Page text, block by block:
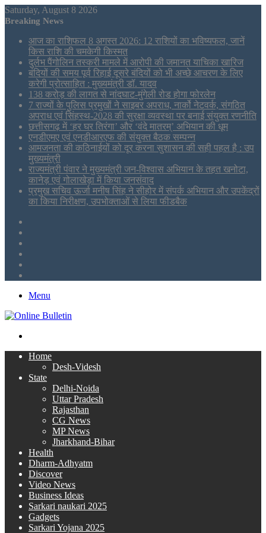
Saturday, August 8 2026
Breaking News
आज का राशिफल 8 अगस्त 2026: 12 राशियों का भविष्यफल, जानें
किस राशि की चमकेगी किस्मत
दुर्लभ पैंगोलिन तस्करी मामले में आरोपी की जमानत याचिका खारिज
बंदियों की समय पूर्व रिहाई दूसरे बंदियों को भी अच्छे आचरण के लिए
करेगी प्रोत्साहित : मुख्यमंत्री डॉ. यादव
138 करोड़ की लागत से नांदघाट-मुंगेली रोड होगा फोरलेन
7 राज्यों के पुलिस प्रमुखों ने साइबर अपराध, नार्को नेटवर्क, संगठित
अपराध एवं सिंहस्थ-2028 की सुरक्षा व्यवस्था पर बनाई संयुक्त रणनीति
छत्तीसगढ़ में ‘हर घर तिरंगा’ और ‘वंदे मातरम्’ अभियान की धूम
एनडीएमए एवं एनडीआरएफ की संयुक्त बैठक सम्पन्न
आमजनता की कठिनाईयों को दूर करना सुशासन की सही पहल है : उप
मुख्यमंत्री
राज्यमंत्री पंवार ने मुख्यमंत्री जन-विश्वास अभियान के तहत खनोटा,
कानेड़ एवं गोलाखेड़ा में किया जनसंवाद
प्रमुख सचिव ऊर्जा मनीष सिंह ने सीहोर में संपर्क अभियान और उपकेंद्रों
का किया निरीक्षण, उपभोक्ताओं से लिया फीडबैक
Menu
Home
Desh-Videsh
State
Delhi-Noida
Uttar Pradesh
Rajasthan
CG News
MP News
Jharkhand-Bihar
Health
Dharm-Adhyatm
Discover
Video News
Business Ideas
Sarkari naukari 2025
Gadgets
Sarkari Yojana 2025